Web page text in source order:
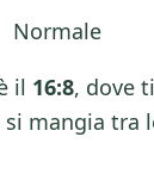
Normale
il 16:8, dove
mangia tra